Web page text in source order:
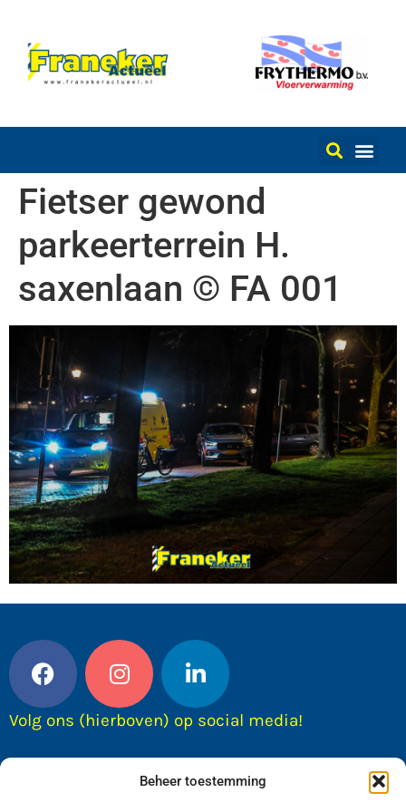
Beheer toestemming
Fietser gewond
parkeerterrein H.
saxenlaan © FA 001
Volg ons (hierboven) op social media!